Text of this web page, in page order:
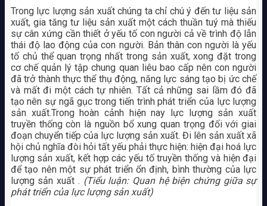
Trong lực lượng sản xuất chúng ta chỉ chú ý đến tư liệu sản
xuất, gia tăng tư liệu sản xuất một cách thuần tuý mà thiếu
sự cân xứng cần thiết ở yếu tố con người cả về trình độ lẫn
thái độ lao động của con người. Bản thân con người là yếu
tố chủ thể quan trọng nhất trong sản xuất, xong đặt trong
cơ chế quản lý tập chung quan liêu bao cấp nên con người
đã trở thành thực thể thụ động, năng lực sáng tạo bị ức chế
và mất đi một cách tự nhiên. Tất cả những sai lầm đó đã
tạo nên sự ngã gục trong tiến trình phát triển của lực lượng
sản xuất.Trong hoàn cảnh hiện nay lực lượng sản xuất
truyền thống còn là nguồn bổ xung quan trọng đối với giai
đoạn chuyển tiếp của lực lượng sản xuất. Đi lên sản xuất xã
hội chủ nghĩa đòi hỏi tất yếu phải thực hiện: hiện đại hoá lực
lượng sản xuất, kết hợp các yếu tố truyền thống và hiện đại
để tạo nên một sự phát triển ổn định, bình thường của lực
lượng sản xuất . (Tiểu luận: Quan hệ biện chứng giữa sự
phát triển của lực lượng sản xuất)